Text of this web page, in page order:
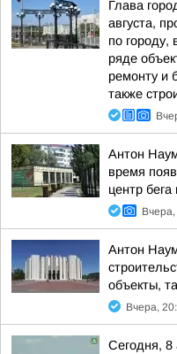
Глава
августа,
по городу,
ряде
ремонту и
также
Антон
время
центр бега
Антон
объекты,
Вчера,
Сегодня, 8